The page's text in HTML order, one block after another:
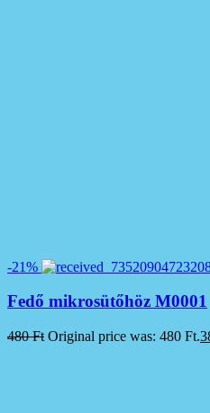
-21%
Fedő mikrosütőhöz M0001
480Ft Original price was: 480 Ft.